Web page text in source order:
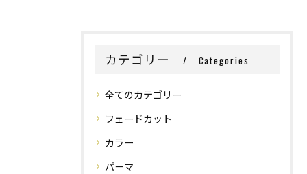
カテゴリー Categories
全てのカテゴリー
フェードカット
カラー
パーマ